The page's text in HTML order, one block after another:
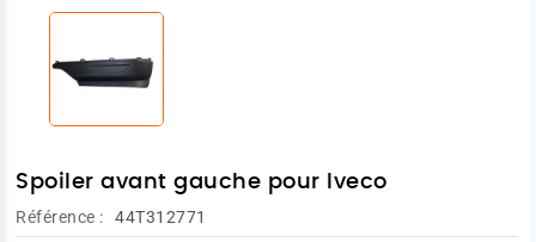
Spoiler avant gauche pour Iveco
Référence : 44T312771